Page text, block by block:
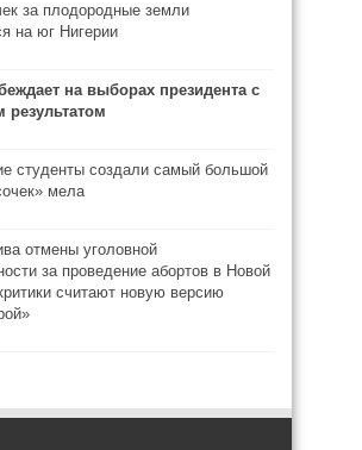
за плодородные земли
на юг Нигерии
на выборах президента с
студенты создали самый большой
мела
отмены уголовной
за проведение абортов в Новой
считают новую версию